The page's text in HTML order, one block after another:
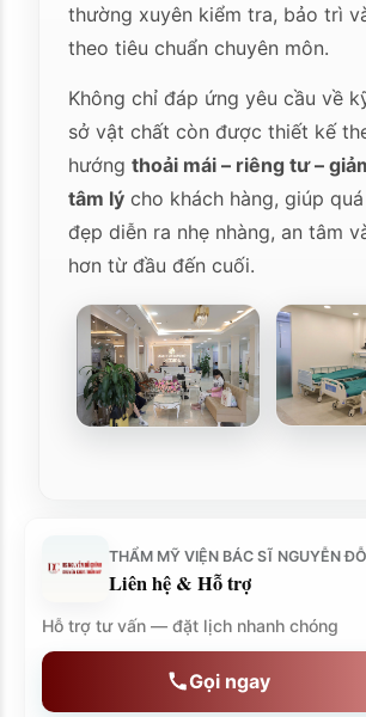
thường xuyên kiểm tra, bảo trì
theo tiêu chuẩn chuyên môn.
Không chỉ đáp ứng yêu cầu về
sở vật chất còn được thiết kế
hướngthoải mái – riêng tư –
tâm lý cho khách hàng, giúp
đẹp diễn ra nhẹ nhàng, an tâm
hơn từ đầu đến cuối.
THẨM MỸ VIỆN BÁC SĨ NGUYỄN
Liên hệ & Hỗ trợ
Hỗ trợ tư vấn — đặt lịch nhanh chóng
Gọi ngay